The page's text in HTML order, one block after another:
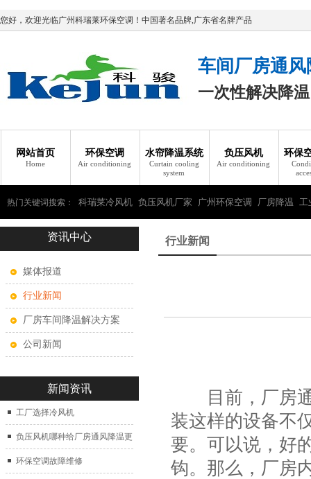
您好，欢迎光临广州科瑞莱环保空调！中国著名品牌,广东省名牌产品
车间厂房通
一次性解决降
网站首页
Home
环保空调
Air conditioning
水帘降温系统
Curtain cooling
system
负压风机
Air conditioning
环保
热门关键词搜索： 科瑞莱冷风机 负压风机厂家 广州环保空调 厂房降温 工
瑞莱环保空调资讯中心
媒体报道
行业新闻
厂房车间降温解决方案
公司新闻
新闻资讯
工厂选择冷风机
负压风机哪种给厂房通风降温更
好？
环保空调故障维修
行业新闻
目前，厂房通
装这样的设备不
要。可以说，好
钩。那么，厂房